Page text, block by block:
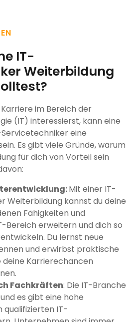
IT-
Weiterbildung
im Bereich der
(IT) interessierst, kann eine
eine
Es gibt viele Gründe, warum
für dich von Vorteil sein
Mit einer IT-
Weiterbildung kannst du deine
Fähigkeiten und
Bereich erweitern und dich so
Du lernst neue
und erwirbst praktische
deine Karrierechancen
Fachkräften: Die IT-Branche
es gibt eine hohe
qualifizierten IT-